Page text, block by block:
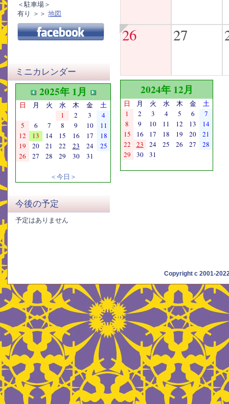
＜駐車場＞
有り ＞＞ 地図
ミニカレンダー
2025年 1月
日 月 火 水 木 金
土
1
2 3
4
5
6 7 8 9 10
11
12
13 14 15 16 17
18
19
20 21 22 23 24
25
26
27 28 29 30 31
＜今日＞
今後の予定
予定はありません
26 27
2024年 12月
日 月 火 水 木 金
土
1
2 3 4 5 6
7
8
9 10 11 12 13
14
15
16 17 18 19 20
21
22
23 24 25 26 27
28
29
30 31
Copyright c 2001-